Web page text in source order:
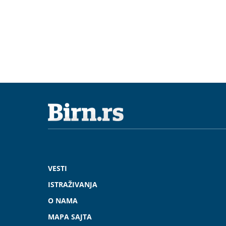
VESTI
ISTRAŽIVANJA
O NAMA
MAPA SAJTA